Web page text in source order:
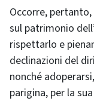
Occorre,
sul patrimonio
rispettarlo e
declinazioni del
nonché
parigina, per la